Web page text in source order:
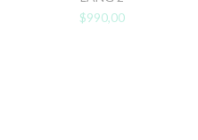
$990,00